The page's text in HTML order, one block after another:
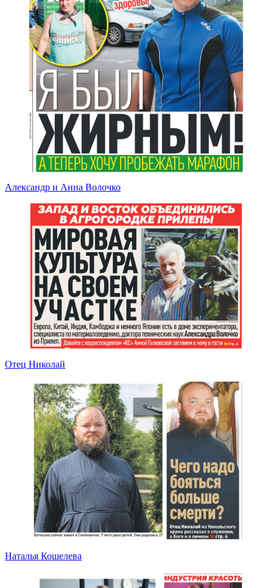
Александр и Анна Волочко
Отец Николай
Наталья Кошелева